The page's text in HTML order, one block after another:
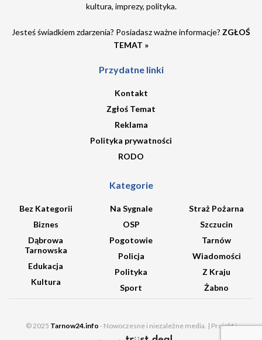
kultura, imprezy, polityka.
Jesteś świadkiem zdarzenia? Posiadasz ważne informacje? ZGŁOŚ
TEMAT »
Przydatne linki
Kontakt
Zgłoś Temat
Reklama
Polityka prywatności
RODO
Kategorie
Bez Kategorii
Biznes
Dąbrowa
Tarnowska
Edukacja
Kultura
Na Sygnale
OSP
Pogotowie
Policja
Polityka
Sport
Straż Pożarna
Szczucin
Tarnów
Wiadomości
Z Kraju
Żabno
© 2025 Tarnow24.info - Nowoczesne i niezależne media. | Projekt i